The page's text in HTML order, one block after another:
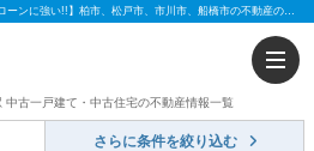
滝不動駅 中古一戸建て・中古住宅｜【住宅ローンに強い!!】柏市、松戸市、市川市、船橋市の不動産のことなら株式会社ココリバー
中古一戸建て・中古住宅の不動産情報一覧
さらに条件を絞り込む